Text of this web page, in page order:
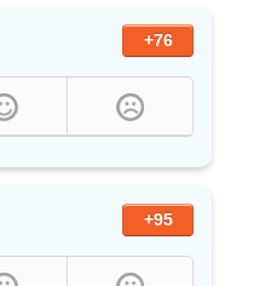
+76
+95